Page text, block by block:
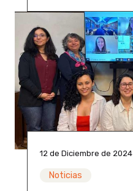
12 de Diciembre de 2024
Noticias